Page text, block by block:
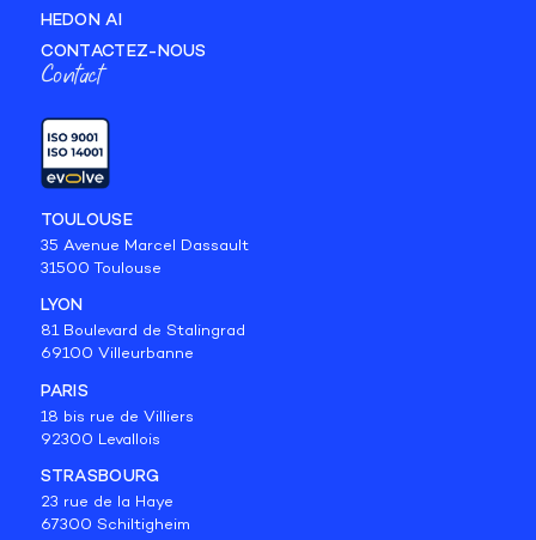
HEDON AI
CONTACTEZ-NOUS
Contact
TOULOUSE
35 Avenue Marcel Dassault
31500 Toulouse
LYON
81 Boulevard de Stalingrad
69100 Villeurbanne
PARIS
18 bis rue de Villiers
92300 Levallois
STRASBOURG
23 rue de la Haye
67300 Schiltigheim